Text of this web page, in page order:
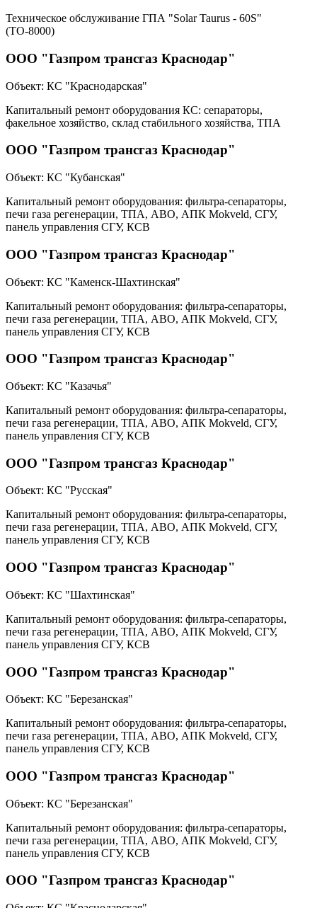
Техническое обслуживание ГПА "Solar Taurus - 60S"
(ТО-8000)
ООО "Газпром трансгаз Краснодар"
Объект: КС "Краснодарская"
Капитальный ремонт оборудования КС: сепараторы,
факельное хозяйство, склад стабильного хозяйства, ТПА
ООО "Газпром трансгаз Краснодар"
Объект: КС "Кубанская"
Капитальный ремонт оборудования: фильтра-сепараторы,
печи газа регенерации, ТПА, АВО, АПК Mokveld, СГУ,
панель управления СГУ, КСВ
ООО "Газпром трансгаз Краснодар"
Объект: КС "Каменск-Шахтинская"
Капитальный ремонт оборудования: фильтра-сепараторы,
печи газа регенерации, ТПА, АВО, АПК Mokveld, СГУ,
панель управления СГУ, КСВ
ООО "Газпром трансгаз Краснодар"
Объект: КС "Казачья"
Капитальный ремонт оборудования: фильтра-сепараторы,
печи газа регенерации, ТПА, АВО, АПК Mokveld, СГУ,
панель управления СГУ, КСВ
ООО "Газпром трансгаз Краснодар"
Объект: КС "Русская"
Капитальный ремонт оборудования: фильтра-сепараторы,
печи газа регенерации, ТПА, АВО, АПК Mokveld, СГУ,
панель управления СГУ, КСВ
ООО "Газпром трансгаз Краснодар"
Объект: КС "Шахтинская"
Капитальный ремонт оборудования: фильтра-сепараторы,
печи газа регенерации, ТПА, АВО, АПК Mokveld, СГУ,
панель управления СГУ, КСВ
ООО "Газпром трансгаз Краснодар"
Объект: КС "Березанская"
Капитальный ремонт оборудования: фильтра-сепараторы,
печи газа регенерации, ТПА, АВО, АПК Mokveld, СГУ,
панель управления СГУ, КСВ
ООО "Газпром трансгаз Краснодар"
Объект: КС "Березанская"
Капитальный ремонт оборудования: фильтра-сепараторы,
печи газа регенерации, ТПА, АВО, АПК Mokveld, СГУ,
панель управления СГУ, КСВ
ООО "Газпром трансгаз Краснодар"